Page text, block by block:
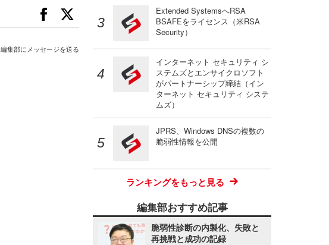
編集部にメッセージを送る
Extended SystemsへRSA
BSAFEをライセンス（米RSA
Security）
インターネット セキュリティ シ
ステムズとエンサイクロソフト
がパートナーシップ締結（イン
ターネット セキュリティ システ
ムズ）
JPRS、Windows DNSの複数の
脆弱性情報を公開
ランキングをもっと見る
編集部おすすめ記事
脆弱性診断の内製化、失敗と
再挑戦と成功の記録